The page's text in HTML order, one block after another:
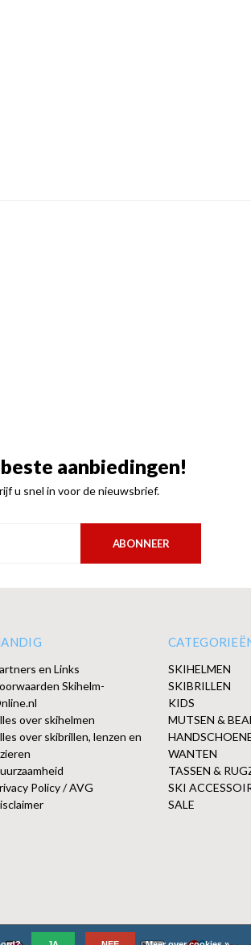
aanbiedingen!
u snel in voor de nieuwsbrief.
ABONNEER
en Links
Skihelm-
over skihelmen
over skibrillen, lenzen en
Policy / AVG
SKIHELMEN
SKIBRILLEN
KIDS
MUTSEN &
WANTEN
TASSEN &
SKI
SALE